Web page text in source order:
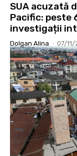
SUA acuzată
Pacific: peste
investigații
Dolgan Alina - 07/11/